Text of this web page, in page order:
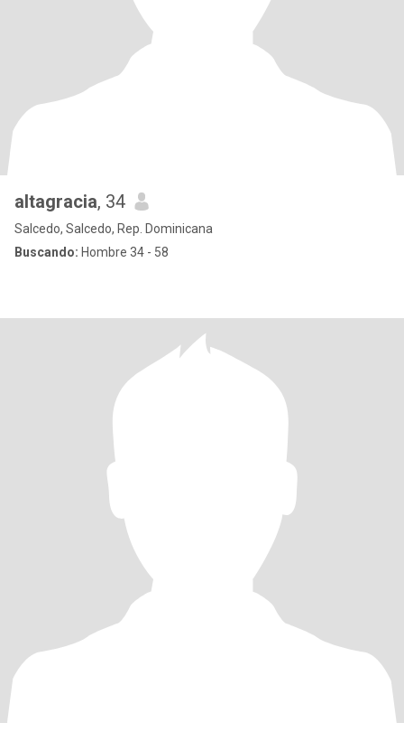
altagracia, 34
Salcedo, Salcedo, Rep. Dominicana
Buscando: Hombre 34 - 58